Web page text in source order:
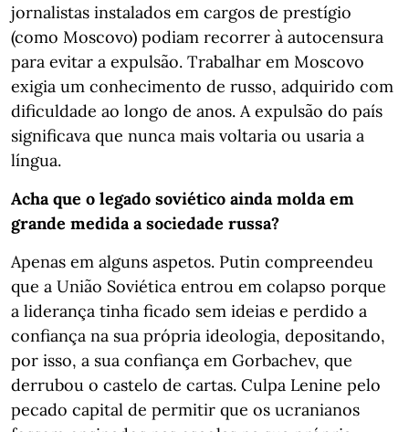
jornalistas instalados em cargos de prestígio
(como Moscovo) podiam recorrer à autocensura
para evitar a expulsão. Trabalhar em Moscovo
exigia um conhecimento de russo, adquirido com
dificuldade ao longo de anos. A expulsão do país
significava que nunca mais voltaria ou usaria a
língua.
Acha que o legado soviético ainda molda em
grande medida a sociedade russa?
Apenas em alguns aspetos. Putin compreendeu
que a União Soviética entrou em colapso porque
a liderança tinha ficado sem ideias e perdido a
confiança na sua própria ideologia, depositando,
por isso, a sua confiança em Gorbachev, que
derrubou o castelo de cartas. Culpa Lenine pelo
pecado capital de permitir que os ucranianos